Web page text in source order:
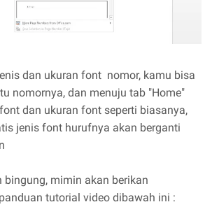
dan ukuran font nomor, kamu bisa
nomornya, dan menuju tab "Home"
dan ukuran font seperti biasanya,
jenis font hurufnya akan berganti
bingung, mimin akan berikan
tutorial video dibawah ini :